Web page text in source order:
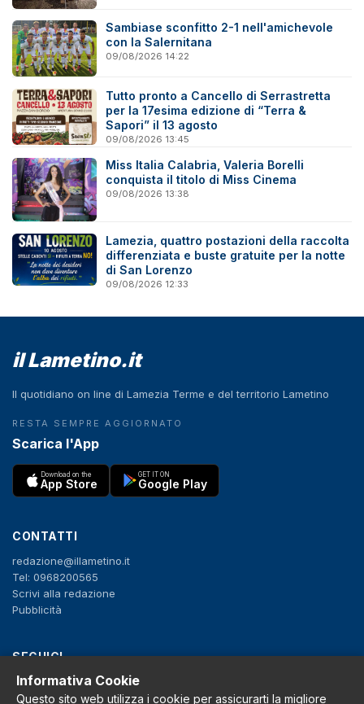
Sambiase sconfitto 2-1 nell'amichevole
con la Salernitana
09/08/2026 14:22
Tutto pronto a Cancello di Serrastretta
per la 17esima edizione di “Terra &
Sapori” il 13 agosto
09/08/2026 13:45
Miss Italia Calabria, Valeria Borelli
conquista il titolo di Miss Cinema
09/08/2026 13:38
Lamezia, quattro postazioni della raccolta
differenziata e buste gratuite per la notte
di San Lorenzo
09/08/2026 12:33
il Lametino.it
Il quotidiano on line di Lamezia Terme e del territorio Lametino
RESTA SEMPRE AGGIORNATO
Scarica l'App
Download on the
App Store
GET IT ON
Google Play
CONTATTI
redazione@illametino.it
Tel: 0968200565
Scrivi alla redazione
Pubblicità
SEGUICI
f X IG YT
Informativa Cookie
Questo sito web utilizza i cookie per assicurarti la migliore